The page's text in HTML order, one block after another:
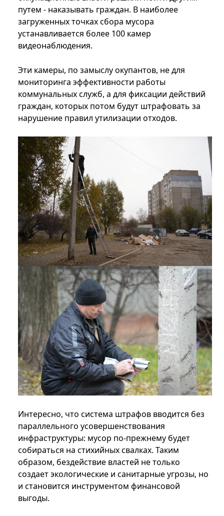
путем - наказывать граждан. В наиболее
загруженных точках сбора мусора
устанавливается более 100 камер
видеонаблюдения.
Эти камеры, по замыслу окупантов, не для
мониторинга эффективности работы
коммунальных служб, а для фиксации действий
граждан, которых потом будут штрафовать за
нарушение правил утилизации отходов.
Интересно, что система штрафов вводится без
параллельного усовершенствования
инфраструктуры: мусор по-прежнему будет
собираться на стихийных свалках. Таким
образом, бездействие властей не только
создает экологические и санитарные угрозы, но
и становится инструментом финансовой
выгоды.